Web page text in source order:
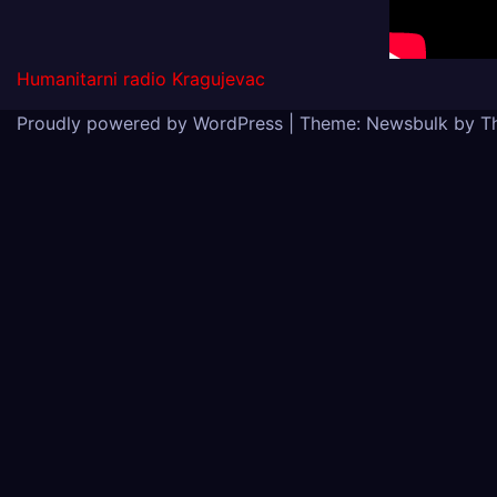
Humanitarni radio Kragujevac
Proudly powered by WordPress
Theme: Newsbulk by